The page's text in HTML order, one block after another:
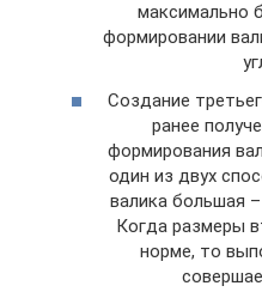
максимально
формировании
Создание
ранее
формирования
один из двух
валика большая
Когда размеры
норме, то